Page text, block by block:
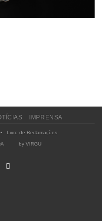
IMPRENSA
Livro de Reclamações
LDA by VIRGU